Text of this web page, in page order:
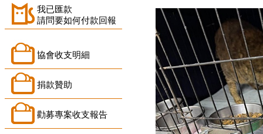
我已匯款
請問要如何付款回報
協會收支明細
捐款贊助
勸募專案收支報告